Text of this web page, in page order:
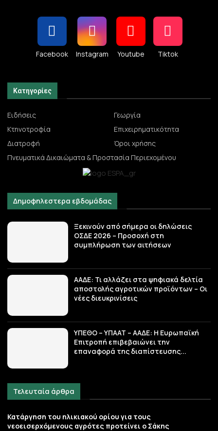
Facebook Instagram Youtube Tiktok
Κατηγορίες
Ειδήσεις
Γεωργία
Κτηνοτροφία
Επιχειρηματικότητα
Διατροφή
Όροι χρήσης
Πνευματικά Δικαιώματα & Προστασία Περιεχομένου
Δημοφηλεστερα εβδομάδας
Ξεκινούν από σήμερα οι δηλώσεις
ΟΣΔΕ 2026 – Προσοχή στη
συμπλήρωση των αιτήσεων
ΑΑΔΕ: Τι αλλάζει στα ψηφιακά δελτία
αποστολής αγροτικών προϊόντων – Οι
νέες διευκρινίσεις
ΥΠΕΘΟ – ΥΠΑΑΤ – ΑΑΔΕ: H Ευρωπαϊκή
Επιτροπή επιβεβαιώνει την
επαναφορά της διαπίστευσης...
Τελευταία άρθρα
Κατάργηση του ηλικιακού ορίου για τους
νεοεισερχόμενους αγρότες προτείνει ο Σάκης